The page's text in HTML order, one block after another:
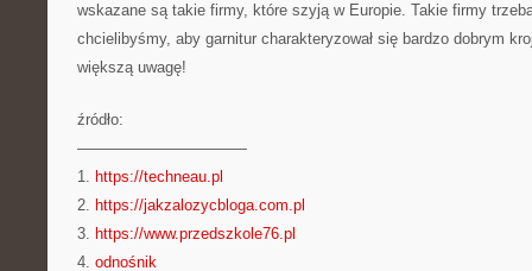
wskazane są takie firmy, które szyją w Europie. Takie firmy
chcielibyśmy, aby garnitur charakteryzował się bardzo dobrym
większą uwagę!
źródło:
———————————
1. https://techneau.pl
2. https://jakzalozycbloga.com.pl
3. https://www.przedszkole76.pl
4. odnośnik